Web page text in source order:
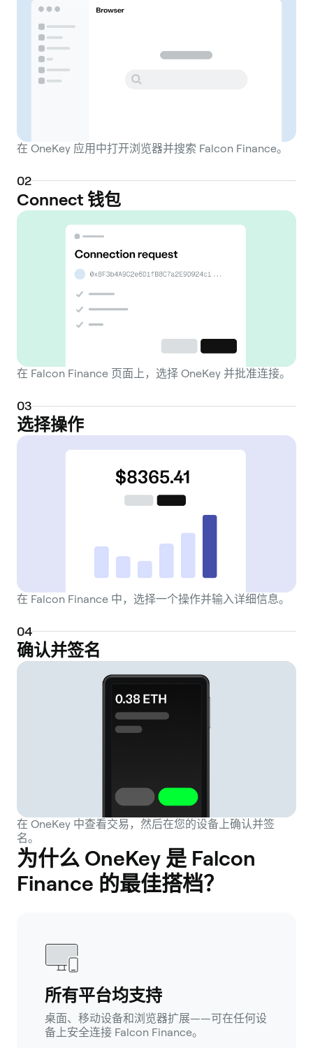
在 OneKey 应用中打开浏览器并搜索 Falcon Finance。
02
Connect 钱包
在 Falcon Finance 页面上，选择 OneKey 并批准连接。
03
选择操作
在 Falcon Finance 中，选择一个操作并输入详细信息。
04
确认并签名
在 OneKey 中查看交易，然后在您的设备上确认并签
名。
为什么 OneKey 是 Falcon
Finance 的最佳搭档？
所有平台均支持
桌面、移动设备和浏览器扩展——可在任何设
备上安全连接 Falcon Finance。